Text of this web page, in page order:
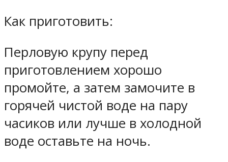
Как приготовить:
Перловую крупу перед
приготовлением хорошо
промойте, а затем замочите в
горячей чистой воде на пару
часиков или лучше в холодной
воде оставьте на ночь.